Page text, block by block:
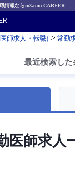
情報ならm3.com CAREER
師求人・転職) > 常勤
最近検索し
医師求人